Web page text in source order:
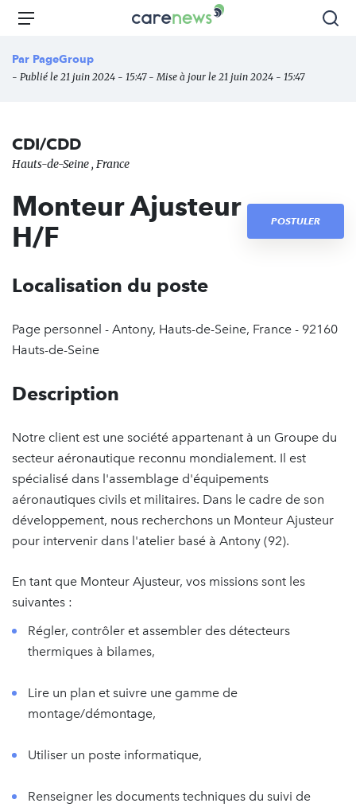
Aller
principal
Carenews,
des
Menu
Par PageGroup
- Publié le 21 juin 2024 - 15:47 - Mise à jour le 21 juin 2024 - 15:47
CDI/CDD
Hauts-de-Seine , France
Monteur Ajusteur
H/F
POSTULER
Localisation du poste
Page personnel - Antony, Hauts-de-Seine, France - 92160
Hauts-de-Seine
Description
Notre client est une société appartenant à un Groupe du
secteur aéronautique reconnu mondialement. Il est
spécialisé dans l'assemblage d'équipements
aéronautiques civils et militaires. Dans le cadre de son
développement, nous recherchons un Monteur Ajusteur
pour intervenir dans l'atelier basé à Antony (92).
En tant que Monteur Ajusteur, vos missions sont les
suivantes :
Régler, contrôler et assembler des détecteurs
thermiques à bilames,
Lire un plan et suivre une gamme de
montage/démontage,
Utiliser un poste informatique,
Renseigner les documents techniques du suivi de